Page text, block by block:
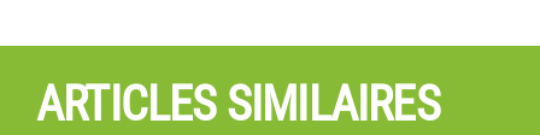
ARTICLES SIMILAIRES